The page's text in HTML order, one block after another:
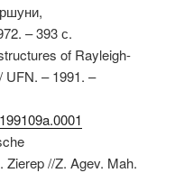
– 393 с.
of Rayleigh-
UFN. – 1991. –
//Z. Agev. Mah.